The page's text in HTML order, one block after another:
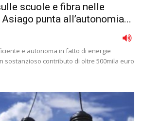
scuole e fibra nelle
punta all’autonomia...
e autonoma in fatto di energie
sostanzioso contributo di oltre 500mila euro